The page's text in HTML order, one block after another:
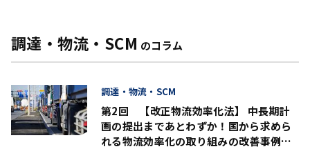
調達・物流・SCM のコラム
第2回 【改正物流効率化法】 中長期計
画の提出まであとわずか！国から求めら
れる物流効率化の取り組みの改善事例と
調達・物流・SCM